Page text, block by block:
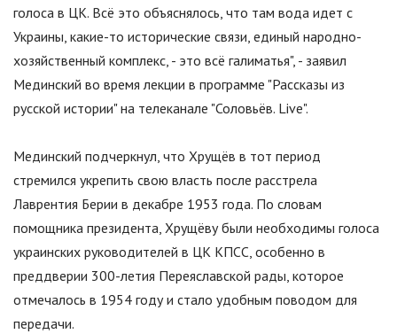
голоса в ЦК. Всё это объяснялось, что там вода идет с
Украины, какие-то исторические связи, единый народно-
хозяйственный комплекс, - это всё галиматья", - заявил
Мединский во время лекции в программе "Рассказы из
русской истории"на телеканале "Соловьёв. Live".
Мединский подчеркнул, что Хрущёв в тот период
стремился укрепить свою власть после расстрела
Лаврентия Берии в декабре 1953 года. По словам
помощника президента, Хрущёву были необходимы голоса
украинских руководителей в ЦК КПСС, особенно в
преддверии 300-летия Переяславской рады, которое
отмечалось в 1954 году и стало удобным поводом для
передачи.